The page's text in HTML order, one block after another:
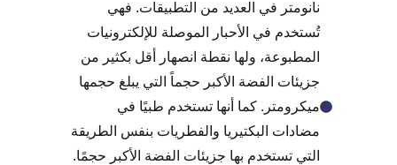
نانومتر في العديد من التطبيقات. فهي
تُستخدم في الأحبار الموصلة للإلكترونيات
المطبوعة، ولها نقطة انصهار أقل بكثير من
جزيئات الفضة الأكبر حجماً التي يبلغ حجمها
ميكرومتر. كما أنها تستخدم طبيًا في
مضادات البكتيريا والفطريات بنفس الطريقة
التي تستخدم بها جزيئات الفضة الأكبر حجمًا.